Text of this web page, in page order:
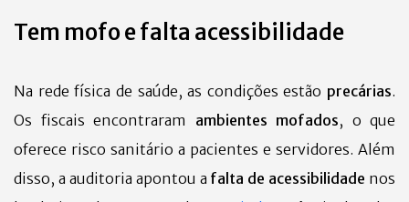
Tem mofo e falta acessibilidade
Na rede física de saúde, as condições estão precárias.
Os fiscais encontraram ambientes mofados, o que
oferece risco sanitário a pacientes e servidores. Além
disso, a auditoria apontou a falta de acessibilidade nos